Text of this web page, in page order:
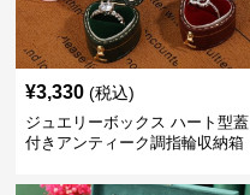
¥3,330 (税込)
ジュエリーボックス ハート型蓋
付きアンティーク調指輪収納箱